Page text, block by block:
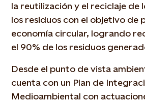
la reutilización y el reciclaje de
los residuos con el objetivo de
economía circular, logrando
el 90% de los residuos
Desde el punto de vista
cuenta con un Plan de
Medioambiental con